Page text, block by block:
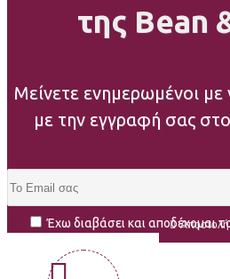
της Bean
Μείνετε ενημερωμένοι
με την εγγραφή σας
Αποστολή
Έχω διαβάσει και αποδέχομαι